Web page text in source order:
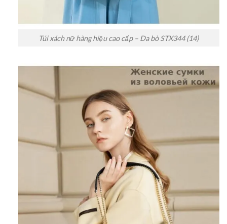
Túi xách nữ hàng hiệu cao cấp – Da bò STX344 (14)